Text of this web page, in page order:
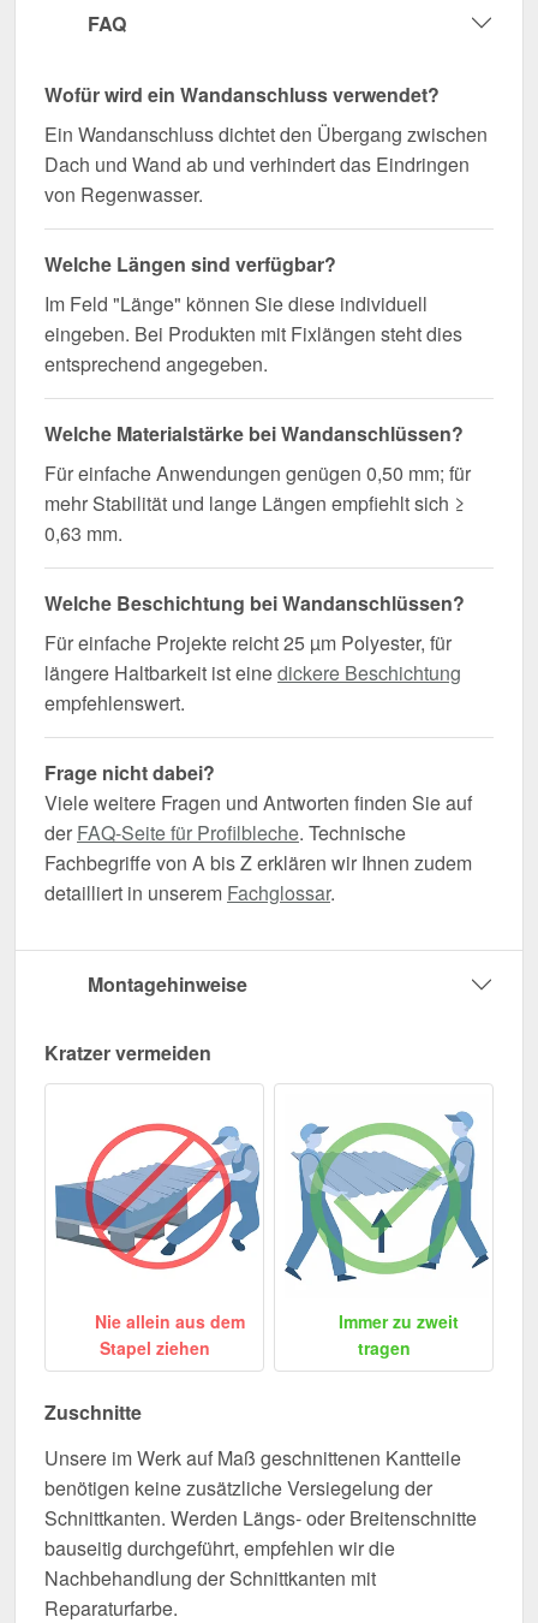
FAQ
Wofür wird ein Wandanschluss verwendet?
Ein Wandanschluss dichtet den Übergang zwischen
Dach und Wand ab und verhindert das Eindringen
von Regenwasser.
Welche Längen sind verfügbar?
Im Feld "Länge" können Sie diese individuell
eingeben. Bei Produkten mit Fixlängen steht dies
entsprechend angegeben.
Welche Materialstärke bei Wandanschlüssen?
Für einfache Anwendungen genügen 0,50 mm; für
mehr Stabilität und lange Längen empfiehlt sich ≥
0,63 mm.
Welche Beschichtung bei Wandanschlüssen?
Für einfache Projekte reicht 25 µm Polyester, für
längere Haltbarkeit ist einedickere Beschichtung
empfehlenswert.
Frage nicht dabei?
Viele weitere Fragen und Antworten finden Sie auf
der FAQ-Seite für Profilbleche. Technische
Fachbegriffe von A bis Z erklären wir Ihnen zudem
detailliert in unserem Fachglossar.
Montagehinweise
Kratzer vermeiden
Nie allein aus dem
Stapel ziehen
Immer zu zweit
tragen
Zuschnitte
Unsere im Werk auf Maß geschnittenen Kantteile
benötigen keine zusätzliche Versiegelung der
Schnittkanten. Werden Längs- oder Breitenschnitte
bauseitig durchgeführt, empfehlen wir die
Nachbehandlung der Schnittkanten mit
Reparaturfarbe.